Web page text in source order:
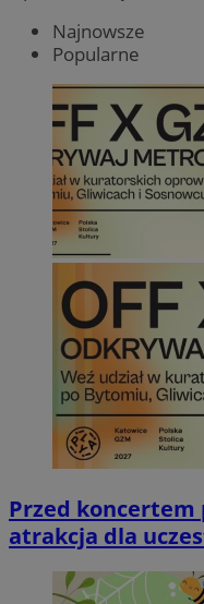
Najnowsze
Popularne
Przed
atrakcja dla